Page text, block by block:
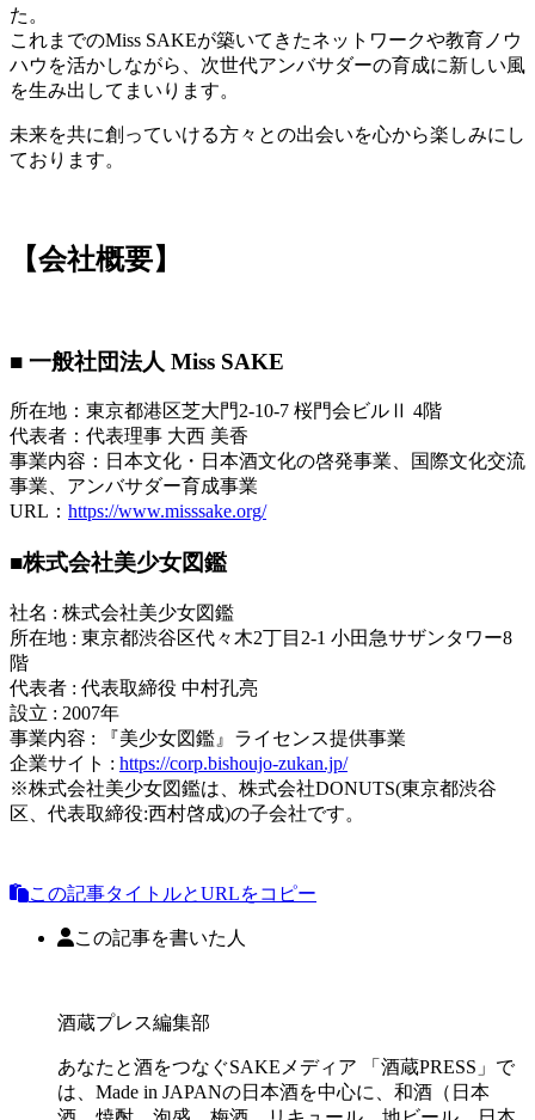
た。
これまでのMiss SAKEが築いてきたネットワークや教育ノウ
ハウを活かしながら、次世代アンバサダーの育成に新しい風
を生み出してまいります。
未来を共に創っていける方々との出会いを心から楽しみにし
ております。
【会社概要】
■ 一般社団法人 Miss SAKE
所在地：東京都港区芝大門2-10-7 桜門会ビルⅡ 4階
代表者：代表理事 大西 美香
事業内容：日本文化・日本酒文化の啓発事業、国際文化交流
事業、アンバサダー育成事業
URL： https://www.misssake.org/
■株式会社美少女図鑑
社名 : 株式会社美少女図鑑
所在地 : 東京都渋谷区代々木2丁目2-1 小田急サザンタワー8
階
代表者 : 代表取締役 中村孔亮
設立 : 2007年
事業内容 : 『美少女図鑑』ライセンス提供事業
企業サイト : https://corp.bishoujo-zukan.jp/
※株式会社美少女図鑑は、株式会社DONUTS(東京都渋谷
区、代表取締役:西村啓成)の子会社です。
この記事タイトルとURLをコピー
この記事を書いた人
酒蔵プレス編集部
あなたと酒をつなぐSAKEメディア 「酒蔵PRESS」で
は、Made in JAPANの日本酒を中心に、和酒（日本